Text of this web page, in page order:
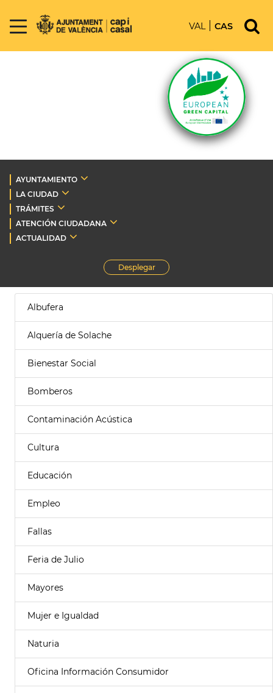
VAL CAS
AYUNTAMIENTO
LA CIUDAD
TRÁMITES
ATENCIÓN CIUDADANA
ACTUALIDAD
Desplegar
Albufera
Alquería de Solache
Bienestar Social
Bomberos
Contaminación Acústica
Cultura
Educación
Empleo
Fallas
Feria de Julio
Mayores
Mujer e Igualdad
Naturia
Oficina Información Consumidor